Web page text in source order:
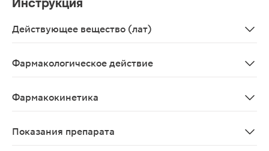
Инструкция
Действующее вещество (лат)
Фармакологическое действие
Фармакокинетика
Показания препарата